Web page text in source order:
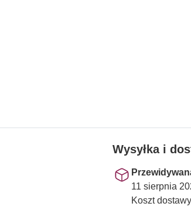
Wysyłka i
11 sierpnia
Koszt